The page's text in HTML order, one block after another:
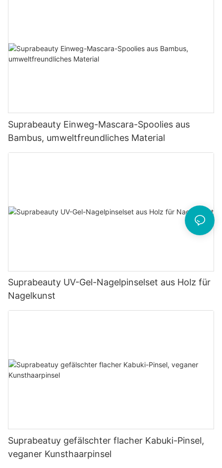
Suprabeauty Einweg-Mascara-Spoolies aus
Bambus, umweltfreundliches Material
Suprabeauty UV-Gel-Nagelpinselset aus Holz für
Nagelkunst
Suprabeatuy gefälschter flacher Kabuki-Pinsel,
veganer Kunsthaarpinsel